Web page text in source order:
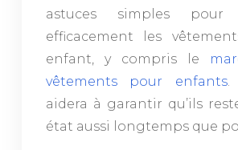
astuces simples pour
efficacement les
enfant, y compris le
vêtements pour enfants.
aidera à garantir qu’ils
état aussi longtemps que